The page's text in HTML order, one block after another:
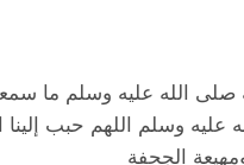
الله عليه وسلم ما
وسلم اللهم حبب إلينا